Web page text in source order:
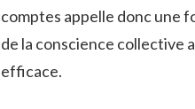
comptes appelle donc une
de la conscience collective
efficace.